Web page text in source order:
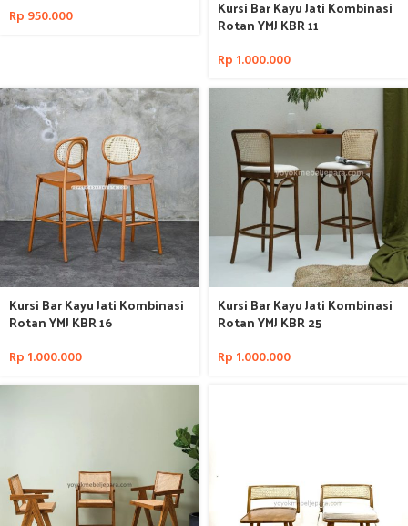
Rp 950.000 Kursi Bar Kayu Jati Kombinasi
Rotan YMJ KBR 11
Rp 1.000.000
Kursi Bar Kayu Jati Kombinasi
Rotan YMJ KBR 16
Rp 1.000.000
Kursi Bar Kayu Jati Kombinasi
Rotan YMJ KBR 25
Rp 1.000.000